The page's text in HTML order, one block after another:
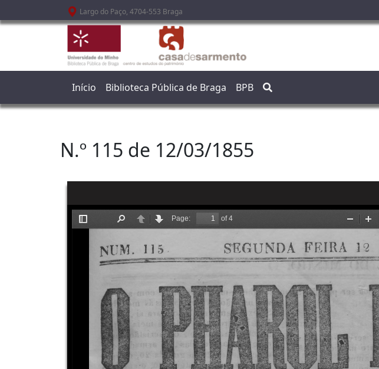
Passar para o conteúdo principal
Largo do Paço, 4704-553 Braga
Início Biblioteca Pública de Braga BPB
N.º 115 de 12/03/1855